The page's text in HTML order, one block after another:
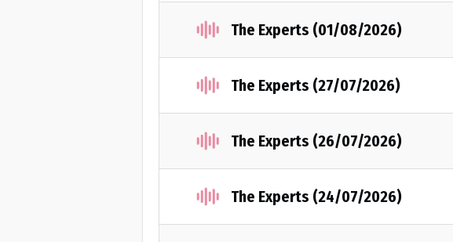
The Experts (01/08/2026)
The Experts (27/07/2026)
The Experts (26/07/2026)
The Experts (24/07/2026)